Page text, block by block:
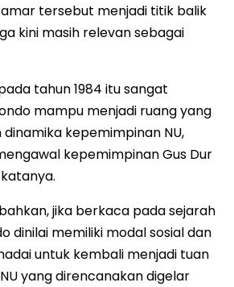
tersebut menjadi titik balik
kini masih relevan sebagai
tahun 1984 itu sangat
mampu menjadi ruang yang
kepemimpinan NU,
kepemimpinan Gus Dur
jika berkaca pada sejarah
dinilai memiliki modal sosial dan
untuk kembali menjadi tuan
yang direncanakan digelar